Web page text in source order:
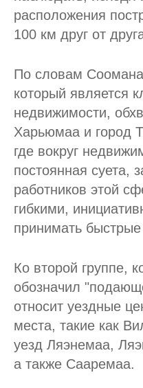
расположения
100 км друг от
По словам
который является
недвижимости,
Харьюмаа и город
где вокруг
постоянная суета,
работников этой
гибкими,
принимать
Ко второй группе,
обозначил
относит уездные
места, такие как
уезд Ляэнемаа,
а также Сааремаа.